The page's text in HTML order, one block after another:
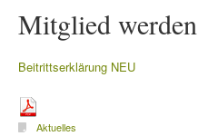
Mitglied werden
Beitrittserklärung NEU
Aktuelles